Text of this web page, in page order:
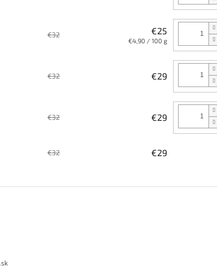
€32 €25
Jednotková
€4,90 / 100 g
€32 €29
€32 €29
€32 €29